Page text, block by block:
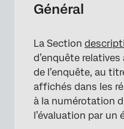
Général
La Section
d’enquête
de l’enquête, au
affichés dans les
à la numérotation
l’évaluation par un